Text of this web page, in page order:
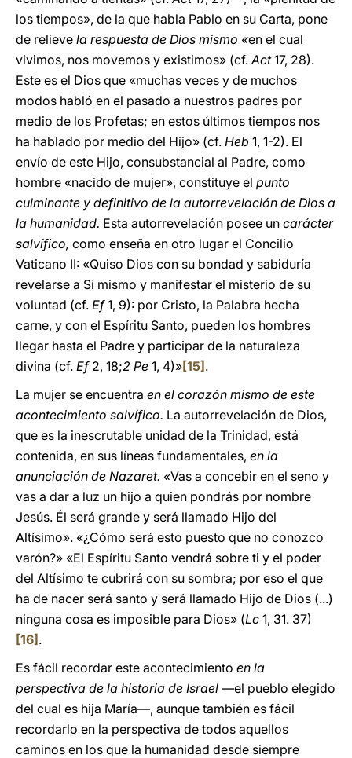
los tiempos», de la que habla Pablo en su Carta, pone
de relieve la respuesta de Dios mismo «en el cual
vivimos, nos movemos y existimos» (cf.Act17, 28).
Este es el Dios que «muchas veces y de muchos
modos habló en el pasado a nuestros padres por
medio de los Profetas; en estos últimos tiempos nos
ha hablado por medio del Hijo» (cf. Heb 1, 1-2). El
envío de este Hijo, consubstancial al Padre, como
hombre «nacido de mujer», constituye el punto
culminante y definitivo de la autorrevelación de Dios a
la humanidad. Esta autorrevelación posee un carácter
salvífico, como enseña en otro lugar el Concilio
Vaticano II: «Quiso Dios con su bondad y sabiduría
revelarse a Sí mismo y manifestar el misterio de su
voluntad (cf. Ef1, 9): por Cristo, la Palabra hecha
carne, y con el Espíritu Santo, pueden los hombres
llegar hasta el Padre y participar de la naturaleza
divina (cf. Ef 2, 18;2 Pe 1, 4)»[15] .
La mujer se encuentra en el corazón mismo de este
acontecimiento salvífico. La autorrevelación de Dios,
que es la inescrutable unidad de la Trinidad, está
contenida, en sus líneas fundamentales, en la
anunciación de Nazaret. «Vas a concebir en el seno y
vas a dar a luz un hijo a quien pondrás por nombre
Jesús. Él será grande y será llamado Hijo del
Altísimo». «¿Cómo será esto puesto que no conozco
varón?» «El Espíritu Santo vendrá sobre ti y el poder
del Altísimo te cubrirá con su sombra; por eso el que
ha de nacer será santo y será llamado Hijo de Dios (...)
ninguna cosa es imposible para Dios» (Lc 1, 31. 37)
[16] .
Es fácil recordar este acontecimiento en la
perspectiva de la historia de Israel —el pueblo elegido
del cual es hija María—, aunque también es fácil
recordarlo en la perspectiva de todos aquellos
caminos en los que la humanidad desde siempre